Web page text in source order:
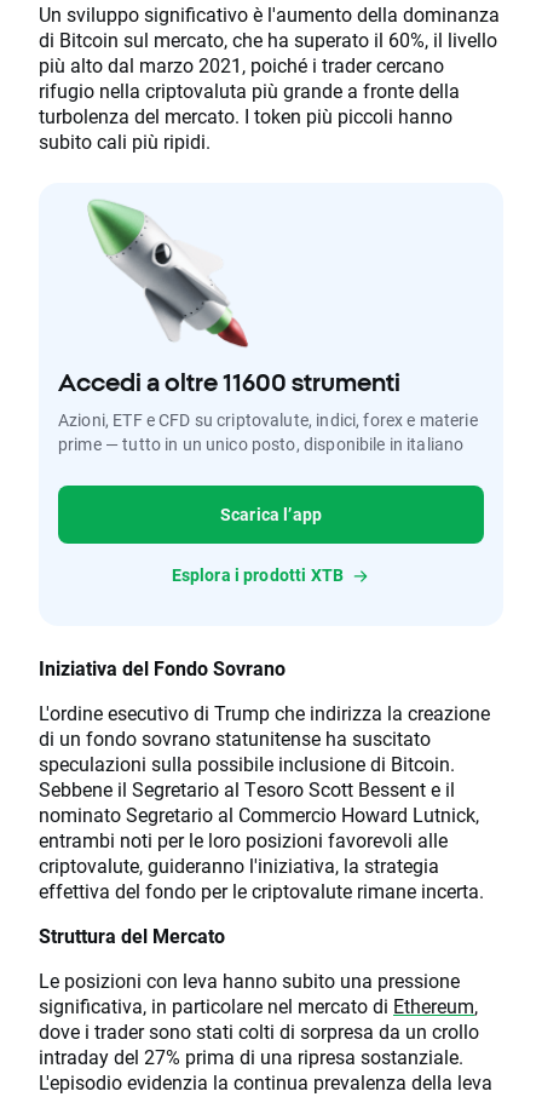
Un sviluppo significativo è l'aumento della dominanza
di Bitcoin sul mercato, che ha superato il 60%, il livello
più alto dal marzo 2021, poiché i trader cercano
rifugio nella criptovaluta più grande a fronte della
turbolenza del mercato. I token più piccoli hanno
subito cali più ripidi.
Accedi a oltre 11600 strumenti
Azioni, ETF e CFD su criptovalute, indici, forex e materie
prime — tutto in un unico posto, disponibile in italiano
Scarica l’app
Esplora i prodotti XTB
Iniziativa del Fondo Sovrano
L'ordine esecutivo di Trump che indirizza la creazione
di un fondo sovrano statunitense ha suscitato
speculazioni sulla possibile inclusione di Bitcoin.
Sebbene il Segretario al Tesoro Scott Bessent e il
nominato Segretario al Commercio Howard Lutnick,
entrambi noti per le loro posizioni favorevoli alle
criptovalute, guideranno l'iniziativa, la strategia
effettiva del fondo per le criptovalute rimane incerta.
Struttura del Mercato
Le posizioni con leva hanno subito una pressione
significativa, in particolare nel mercato di Ethereum,
dove i trader sono stati colti di sorpresa da un crollo
intraday del 27% prima di una ripresa sostanziale.
L'episodio evidenzia la continua prevalenza della leva